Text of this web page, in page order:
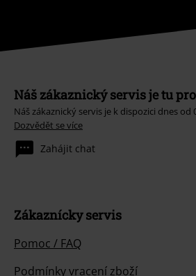
Náš zákaznický servis je tu
Náš zákaznický servis je k dispozici dnes od
Dozvědět se více
Zahájit chat
Zákaznícky servis
Pomoc / FAQ
Podmínky vracení zboží